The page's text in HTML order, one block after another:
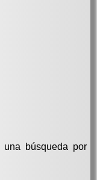
búsqueda por